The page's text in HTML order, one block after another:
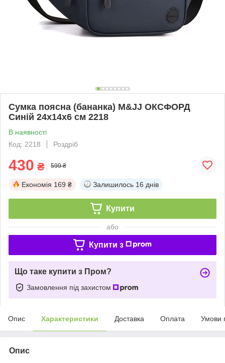
Сумка поясна (бананка) M&JJ ОКСФОРД
Синій 24х14х6 см 2218
В наявності
Код: 2218
Роздріб
430 ₴ 599 ₴
Економія 169 ₴ Залишилось 16 днів
Купити
або
Купити з
Що таке купити з Пром?
Замовлення під захистом
Опис Характеристики Доставка Оплата Умови
Опис